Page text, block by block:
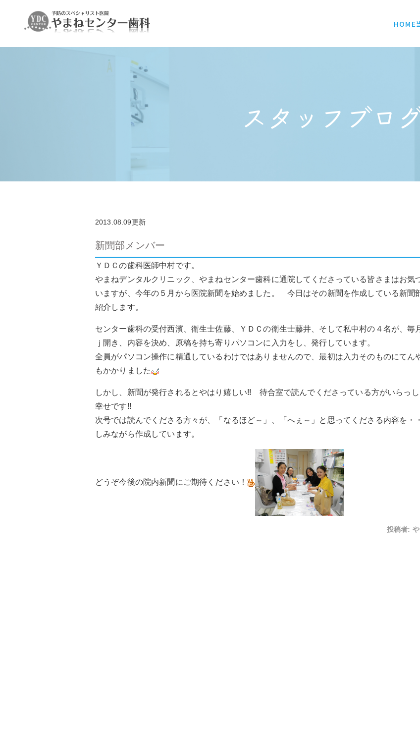
HOME
スタッフブロ
2013.08.09更新
新聞部メンバー
ＹＤＣの歯科医師中村です。
やまねデンタルクリニック、やまねセンター歯科に通院してくださっている皆さまはお気
いますが、今年の５月から医院新聞を始めました。 今日はその新聞を作成している新聞
紹介します。
センター歯科の受付西濱、衛生士佐藤、ＹＤＣの衛生士藤井、そして私中村の４名が、毎
ｊ開き、内容を決め、原稿を持ち寄りパソコンに入力をし、発行しています。
全員がパソコン操作に精通しているわけではありませんので、最初は入力そのものにてん
もかかりました
しかし、新聞が発行されるとやはり嬉しい!! 待合室で読んでくださっている方がいらっし
幸せです!!
次号では読んでくださる方々が、「なるほど～」、「へぇ～」と思ってくださる内容を・
しみながら作成しています。
どうぞ今後の院内新聞にご期待ください！
投稿者: